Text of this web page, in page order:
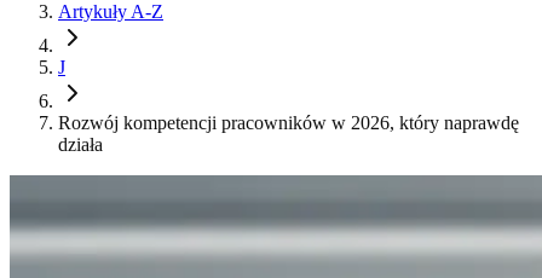
Artykuły A-Z
J
Rozwój kompetencji pracowników w 2026, który naprawdę
działa